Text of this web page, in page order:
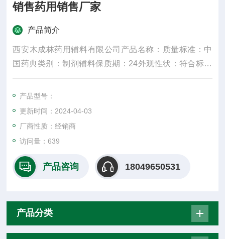
销售药用销售厂家
产品简介
西安木成林药用辅料有限公司产品名称：质量标准：中
国药典类别：制剂辅料保质期：24外观性状：符合标准
规格：25kg产品名字：主要成份：颜色：白密度：300
水溶性：是适用掺量：8较低操作温度：5较高操作温
度：30包装规格：25纤维直径：15um±3是否进口：否
产品型号：
更新时间：2024-04-03
厂商性质：经销商
访问量：639
产品咨询 18049650531
产品分类